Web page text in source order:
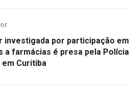
investigada por participação em
a farmácias é presa pela Polícia
Curitiba